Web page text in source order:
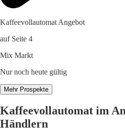
Kaffeevollautomat Angebot
auf Seite 4
Mix Markt
Nur noch heute gültig
Mehr Prospekte
Kaffeevollautomat im
Händlern